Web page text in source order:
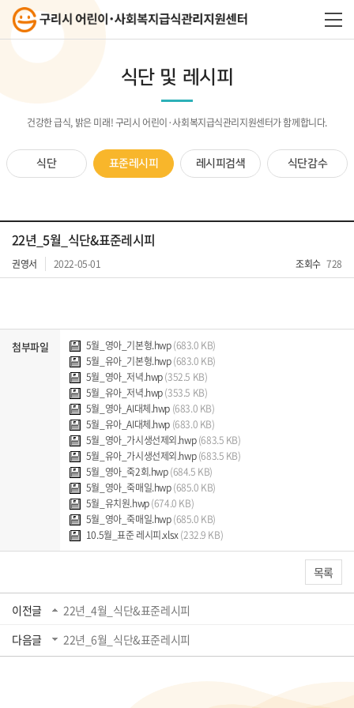
식단 및 레시피
건강한 급식, 밝은 미래! 구리시 어린이·사회복지급식관리지원센터가 함께합니다.
식단 표준레시피 레시피검색 식단감수
22년_5월_식단&표준레시피
권영서 2022-05-01 조회수 728
첨부파일 5월_영아_기본형.hwp(683.0 KB)
5월_유아_기본형.hwp(683.0 KB)
5월_영아_저녁.hwp(352.5 KB)
5월_유아_저녁.hwp(353.5 KB)
5월_영아_AI대체.hwp (683.0 KB)
5월_유아_AI대체.hwp (683.0 KB)
5월_영아_가시생선제외.hwp(683.5 KB)
5월_유아_가시생선제외.hwp(683.5 KB)
5월_영아_죽2회.hwp(684.5 KB)
5월_영아_죽매일.hwp(685.0 KB)
5월_유치원.hwp(674.0 KB)
5월_영아_죽매일.hwp(685.0 KB)
10.5월_표준 레시피.xlsx(232.9 KB)
목록
이전글
22년_4월_식단&표준레시피
다음글
22년_6월_식단&표준레시피